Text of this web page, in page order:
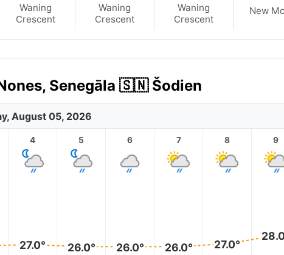
Waning
Crescent
Waning
Crescent
Waning
Crescent
New
Senegāla 🇸🇳 Šodien
August 05, 2026
4
27.0°
5
26.0°
6
26.0°
7
26.0°
8
27.0°
9